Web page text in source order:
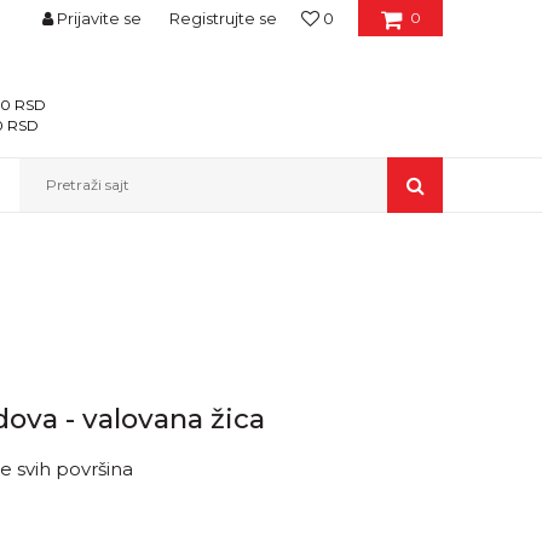
0
0
Prijavite se Registrujte se
RSD
RSD
Pretraži sajt
- valovana žica
svih površina